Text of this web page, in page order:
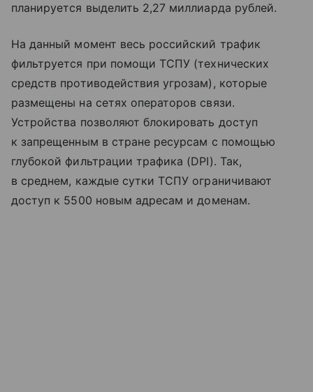
планируется выделить 2,27 миллиарда рублей.
На данный момент весь российский трафик
фильтруется при помощи ТСПУ (технических
средств противодействия угрозам), которые
размещены на сетях операторов связи.
Устройства позволяют блокировать доступ
к запрещенным в стране ресурсам с помощью
глубокой фильтрации трафика (DPI). Так,
в среднем, каждые сутки ТСПУ ограничивают
доступ к 5500 новым адресам и доменам.